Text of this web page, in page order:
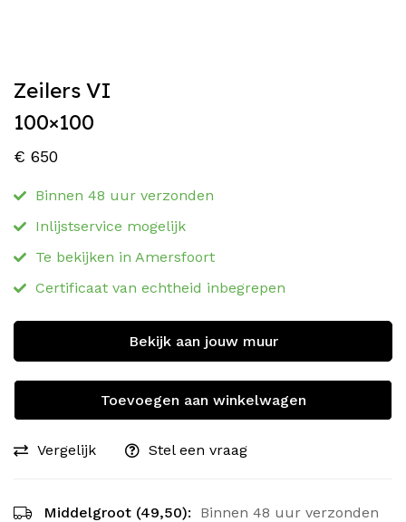
Zeilers VI
100×100
€ 650
Binnen 48 uur verzonden
Inlijstservice mogelijk
Te bekijken in Amersfoort
Certificaat van echtheid inbegrepen
Bekijk aan jouw muur
Toevoegen aan winkelwagen
Vergelijk Stel een vraag
Middelgroot (49,50): Binnen 48 uur verzonden